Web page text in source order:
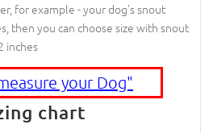
for example - your dog's snout
then you can choose size with snout
inches
your Dog"
chart